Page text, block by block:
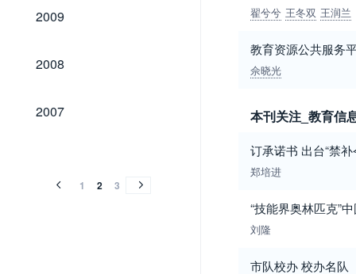
2009
2009
2008
2008
2007
2007
1 2 3
翟兮兮 王冬双 王润兰
教育资源公共服务
佘晓光
本刊关注_教育信
订承诺书 出台“禁补
郑培进
“技能界奥林匹克”
刘隆
市队校办 校办名队